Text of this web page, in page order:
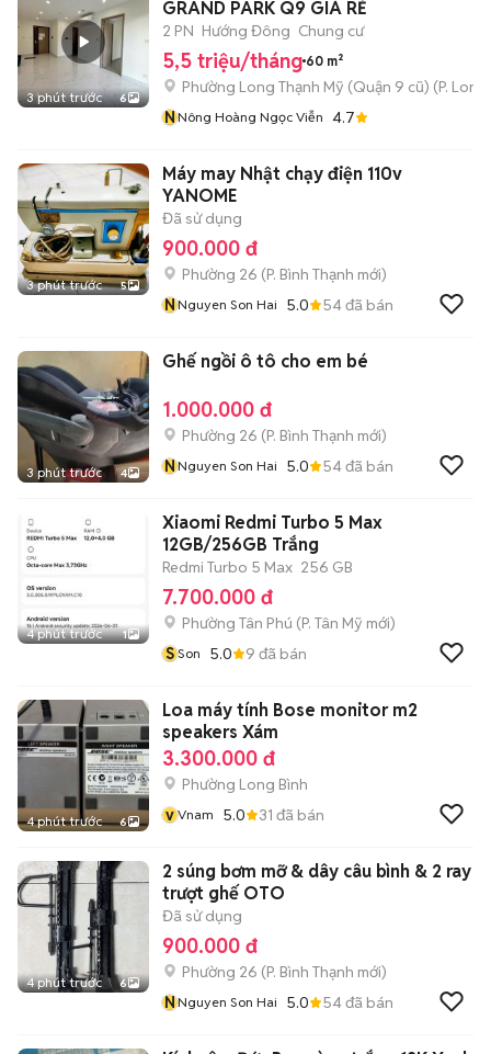
3 phút trước 6
GRAND PARK Q9 GIÁ RẺ
2 PN Hướng Đông Chung cư
5,5 triệu/tháng 60 m²
Phường Long Thạnh Mỹ (Quận 9 cũ) (P.
NNông Hoàng Ngọc Viễn 4.7
3 phút trước 5
Máy may Nhật chạy điện 110v
YANOME
Đã sử dụng
900.000 đ
Phường 26 (P. Bình Thạnh mới)
NNguyen Son Hai 5.0 54đã bán
3 phút trước 4
Ghế ngồi ô tô cho em bé
1.000.000 đ
Phường 26 (P. Bình Thạnh mới)
NNguyen Son Hai 5.0 54đã bán
4 phút trước 1
Xiaomi Redmi Turbo 5 Max
12GB/256GB Trắng
Redmi Turbo 5 Max 256 GB
7.700.000 đ
Phường Tân Phú (P. Tân Mỹ mới)
S Son 5.0 9 đã bán
4 phút trước 6
Loa máy tính Bose monitor m2
speakers Xám
3.300.000 đ
Phường Long Bình
v Vnam 5.0 31 đã bán
4 phút trước 6
2 súng bơm mỡ & dây câu bình & 2 ray
trượt ghế OTO
Đã sử dụng
900.000 đ
Phường 26 (P. Bình Thạnh mới)
NNguyen Son Hai 5.0 54đã bán